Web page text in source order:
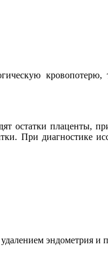
кровопотерю,
остатки плаценты,
При диагностике
эндометрия